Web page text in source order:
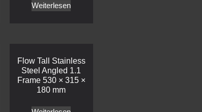
Weiterlesen
Flow Tall Stainless
Steel Angled 1.1
Frame 530 × 315 ×
180 mm